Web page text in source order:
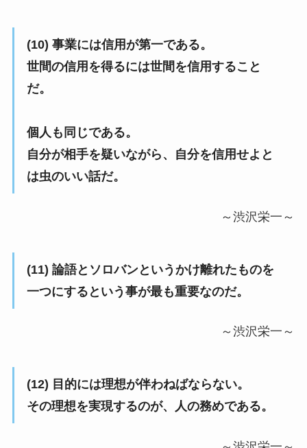
(10) 事業には信用が第一である。
世間の信用を得るには世間を信用すること
だ。
個人も同じである。
自分が相手を疑いながら、自分を信用せよと
は虫のいい話だ。
～渋沢栄一～
(11) 論語とソロバンというかけ離れたものを
一つにするという事が最も重要なのだ。
～渋沢栄一～
(12) 目的には理想が伴わねばならない。
その理想を実現するのが、人の務めである。